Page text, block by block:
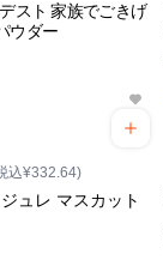
スト 家族でごきげ
ウダー
込¥332.64)
ュレ マスカット